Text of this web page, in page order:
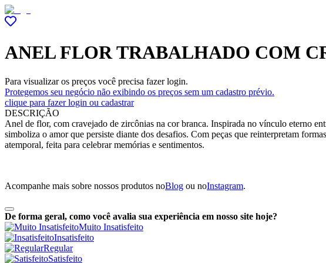
ANEL FLOR TRABALHADO COM
Para visualizar os preços você precisa fazer login.
Protegemos seu negócio não exibindo os preços sem um cadastro prévio.
clique para fazer login ou cadastrar
DESCRIÇÃO
Anel de flor, com cravejado de zircônias na cor branca. Inspirada no vínculo eterno
simboliza o amor que persiste diante dos desafios. Com peças que reinterpretam
atemporal, feita para celebrar memórias e sentimentos.
Acompanhe mais sobre nossos produtos noBlog ou noInstagram.
De forma geral, como você avalia sua experiência em nosso site hoje?
Muito Insatisfeito
Insatisfeito
Regular
Satisfeito